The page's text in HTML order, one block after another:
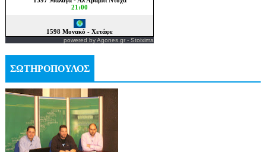
powered byAgones.gr- Stoixima
ΣΩΤΗΡΟΠΟΥΛΟΣ